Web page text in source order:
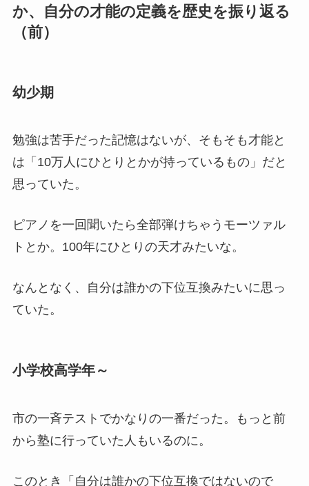
か、自分の才能の定義を歴史を振り返る
（前）
幼少期
勉強は苦手だった記憶はないが、そもそも才能と
は「10万人にひとりとかが持っているもの」だと
思っていた。
ピアノを一回聞いたら全部弾けちゃうモーツァル
トとか。100年にひとりの天才みたいな。
なんとなく、自分は誰かの下位互換みたいに思っ
ていた。
小学校高学年～
市の一斉テストでかなりの一番だった。もっと前
から塾に行っていた人もいるのに。
このとき「自分は誰かの下位互換ではないので